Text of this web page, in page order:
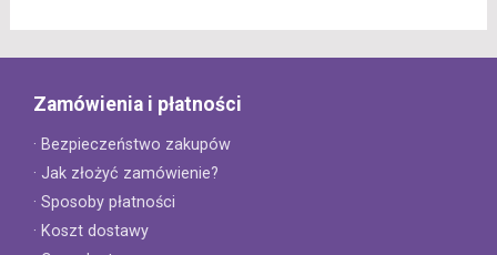
Zamówienia i płatności
· Bezpieczeństwo zakupów
· Jak złożyć zamówienie?
· Sposoby płatności
· Koszt dostawy